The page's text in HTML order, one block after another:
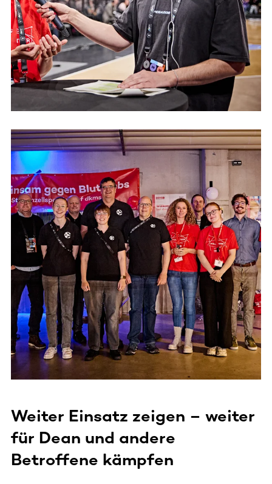
Weiter Einsatz zeigen – weiter
für Dean und andere
Betroffene kämpfen